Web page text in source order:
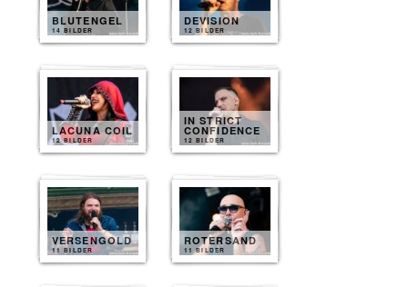
BLUTENGEL
14 BILDER
DEVISION
12 BILDER
LACUNA COIL
12 BILDER
IN STRICT
CONFIDENCE
12 BILDER
VERSENGOLD
11 BILDER
ROTERSAND
11 BILDER